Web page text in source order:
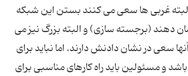
غربی ها سعی می کنند بستن این شبکه
دهند (برجسته سازی) و البته بزرگ نیز می
سعی در نشان دادنش دارند. اما نباید برای
و مسئولین باید راه کارهای مناسبی برای